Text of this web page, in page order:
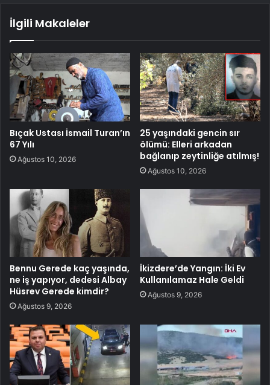
İlgili Makaleler
Bıçak Ustası İsmail Turan’ın
67 Yılı
Ağustos 10, 2026
25 yaşındaki gencin sır
ölümü: Elleri arkadan
bağlanıp zeytinliğe atılmış!
Ağustos 10, 2026
Bennu Gerede kaç yaşında,
ne iş yapıyor, dedesi Albay
Hüsrev Gerede kimdir?
Ağustos 9, 2026
İkizdere’de Yangın: İki Ev
Kullanılamaz Hale Geldi
Ağustos 9, 2026